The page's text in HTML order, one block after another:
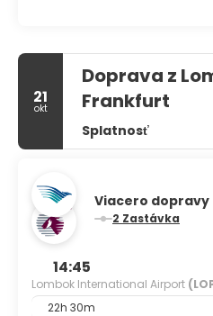
21
okt
Doprava z
Frankfurt
Splatnosť
Viacero dopravy
2 Zastávka
14:45
Lombok International Airport
22h 30m